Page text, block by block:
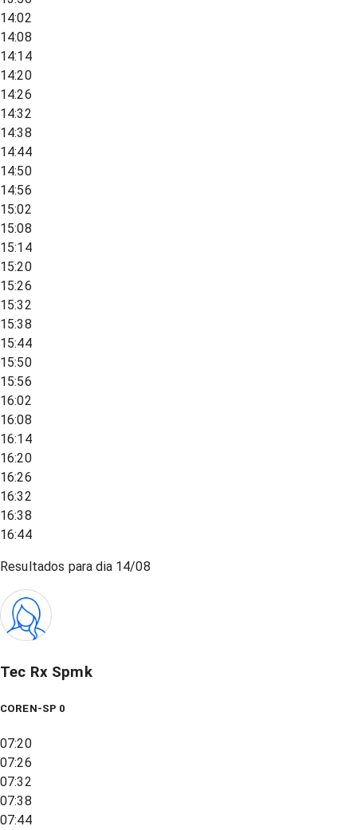
14:02
14:08
14:14
14:20
14:26
14:32
14:38
14:44
14:50
14:56
15:02
15:08
15:14
15:20
15:26
15:32
15:38
15:44
15:50
15:56
16:02
16:08
16:14
16:20
16:26
16:32
16:38
16:44
Resultados para dia 14/08
Tec Rx Spmk
COREN-SP 0
07:20
07:26
07:32
07:38
07:44